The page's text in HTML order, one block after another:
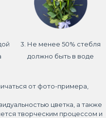
3. Не менее 50% стебля
должно быть в воде
от фото-примера,
цветка, а также
творческим процессом и